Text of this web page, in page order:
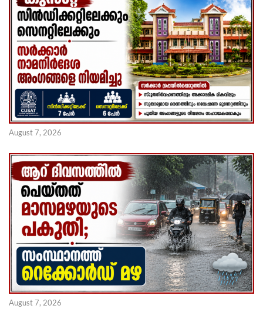
August 7, 2026
August 7, 2026